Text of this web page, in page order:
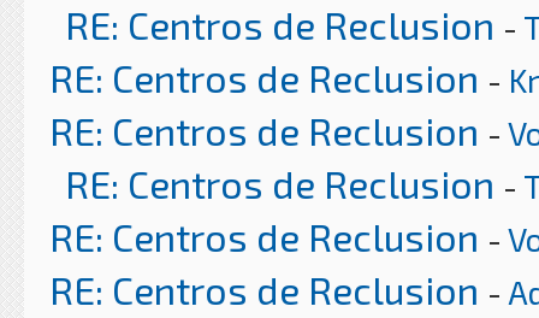
RE: Centros de Reclusion -
RE: Centros de Reclusion -
RE: Centros de Reclusion -
RE: Centros de Reclusion -
RE: Centros de Reclusion -
RE: Centros de Reclusion -